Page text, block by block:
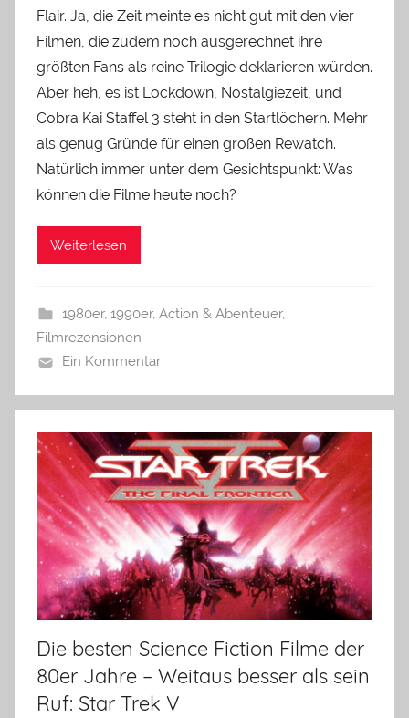
Flair. Ja, die Zeit meinte es nicht gut mit den vier
Filmen, die zudem noch ausgerechnet ihre
größten Fans als reine Trilogie deklarieren würden.
Aber heh, es ist Lockdown, Nostalgiezeit, und
Cobra Kai Staffel 3 steht in den Startlöchern. Mehr
als genug Gründe für einen großen Rewatch.
Natürlich immer unter dem Gesichtspunkt: Was
können die Filme heute noch?
Weiterlesen
1980er, 1990er, Action & Abenteuer,
Filmrezensionen
Ein Kommentar
Die besten Science Fiction Filme der
80er Jahre – Weitaus besser als sein
Ruf: Star Trek V